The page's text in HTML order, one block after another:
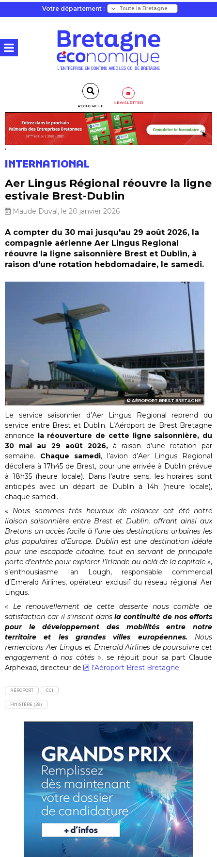
Votre département :
RECHERCHE
NEWSLETTER
INTERNATIONAL
Aer Lingus Régional réouvre la ligne
estivale Brest-Dublin
Maude Duval, le 20 janvier 2026
A compter du 30 mai jusqu'au 29 août 2026, la
compagnie aérienne Aer Lingus Regional
réouvre la ligne saisonnière Brest et Dublin, à
raison d'une rotation hebdomadaire, le samedi.
AÉROPORT BREST BRETAGNE
Le service saisonnier d’Aer Lingus Regional reprend du
service entre Brest et Dublin. L’Aéroport de Brest Bretagne
annonce la réouverture de cette ligne saisonnière, du
30 mai au 29 août 2026, à raison d’une rotation par
semaine. Chaque samedi, l’avion d’Aer Lingus Regional
décollera à 17h45 de Brest, pour une arrivée à Dublin prévue
à 18h35 (heure locale). Dans l’autre sens, les horaires sont
anticipés avec un départ de Dublin à 14h (heure locale),
chaque samedi.
« Nous sommes très heureux de relancer cet été notre
liaison saisonnière entre Brest et Dublin, offrant ainsi aux
Bretons un accès facile à l’une des destinations urbaines les
plus populaires d’Europe. Dublin est une destination idéale
pour une escapade citadine, tout en servant de principale
porte d’entrée pour explorer l’Irlande au-delà de la capitale»,
s’enthousiasme Ian Lough, responsable commercial
d’Emerald Airlines, opérateur exclusif du réseau régional Aer
Lingus.
« Le renouvellement de cette desserte nous comble de
satisfaction car il s’inscrit dansla continuité de nos efforts
pour le développement des mobilités
entre notre
territoire et les grandes villes européennes. Nous
remercions Aer Lingus et Emerald Airlines de poursuivre cet
engagement à nos côtés », se réjouit pour sa part Claude
Arphexad, directeur de
l’Aéroport Brest Bretagne.
AÉROPORT CCI
FINISTÈRE (29)